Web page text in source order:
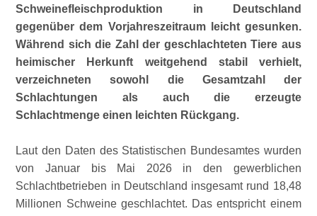
Schweinefleischproduktion in Deutschland
gegenüber dem Vorjahreszeitraum leicht gesunken.
Während sich die Zahl der geschlachteten Tiere aus
heimischer Herkunft weitgehend stabil verhielt,
verzeichneten sowohl die Gesamtzahl der
Schlachtungen als auch die erzeugte
Schlachtmenge einen leichten Rückgang.
Laut den Daten des Statistischen Bundesamtes wurden
von Januar bis Mai 2026 in den gewerblichen
Schlachtbetrieben in Deutschland insgesamt rund 18,48
Millionen Schweine geschlachtet. Das entspricht einem